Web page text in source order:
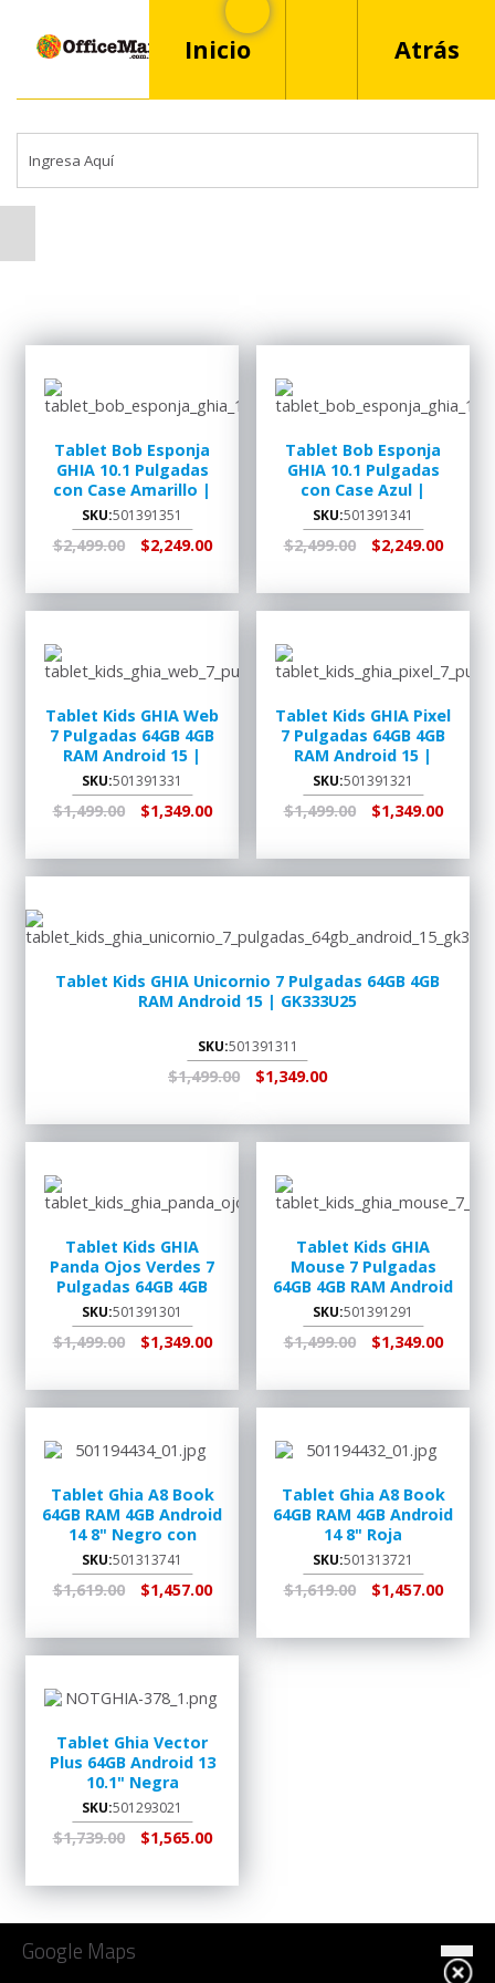
Inicio Atrás
Tablet Bob Esponja
GHIA 10.1 Pulgadas
con Case Amarillo |
BOBT2
SKU:501391351
$2,499.00 $2,249.00
AGREGAR AL
RECOGER EN
Tablet Bob Esponja
GHIA 10.1 Pulgadas
con Case Azul |
BOBT1
SKU:501391341
$2,499.00 $2,249.00
AGREGAR AL
RECOGER EN
Tablet Kids GHIA Web
7 Pulgadas 64GB 4GB
RAM Android 15 |
GK333S25
SKU:501391331
$1,499.00 $1,349.00
AGREGAR AL
RECOGER EN
Tablet Kids GHIA Pixel
7 Pulgadas 64GB 4GB
RAM Android 15 |
GK333P25
SKU:501391321
$1,499.00 $1,349.00
AGREGAR AL
RECOGER EN
Tablet Kids GHIA Unicornio 7 Pulgadas 64GB 4GB
RAM Android 15 | GK333U25
SKU:501391311
$1,499.00 $1,349.00
AGREGAR AL
RECOGER EN
Tablet Kids GHIA
Panda Ojos Verdes 7
Pulgadas 64GB 4GB
RAM Android 15 |
GP333V25
SKU:501391301
$1,499.00 $1,349.00
AGREGAR AL
RECOGER EN
Tablet Kids GHIA
Mouse 7 Pulgadas
64GB 4GB RAM Android
15 | GK333M25
SKU:501391291
$1,499.00 $1,349.00
AGREGAR AL
RECOGER EN
Tablet Ghia A8 Book
64GB RAM 4GB Android
14 8" Negro con
Turquesa
SKU:501313741
$1,619.00 $1,457.00
AGREGAR AL
RECOGER EN
Tablet Ghia A8 Book
64GB RAM 4GB Android
14 8" Roja
SKU:501313721
$1,619.00 $1,457.00
Tablet Ghia Vector
Plus 64GB Android 13
10.1" Negra
SKU:501293021
$1,739.00 $1,565.00
CARRITO
TIENDA
Google Maps